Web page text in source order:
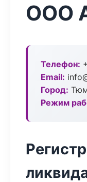
ООО
Телефон:
Email:
Город:
Режим